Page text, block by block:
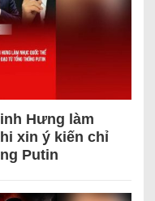
Hưng làm
xin ý kiến chỉ
Putin